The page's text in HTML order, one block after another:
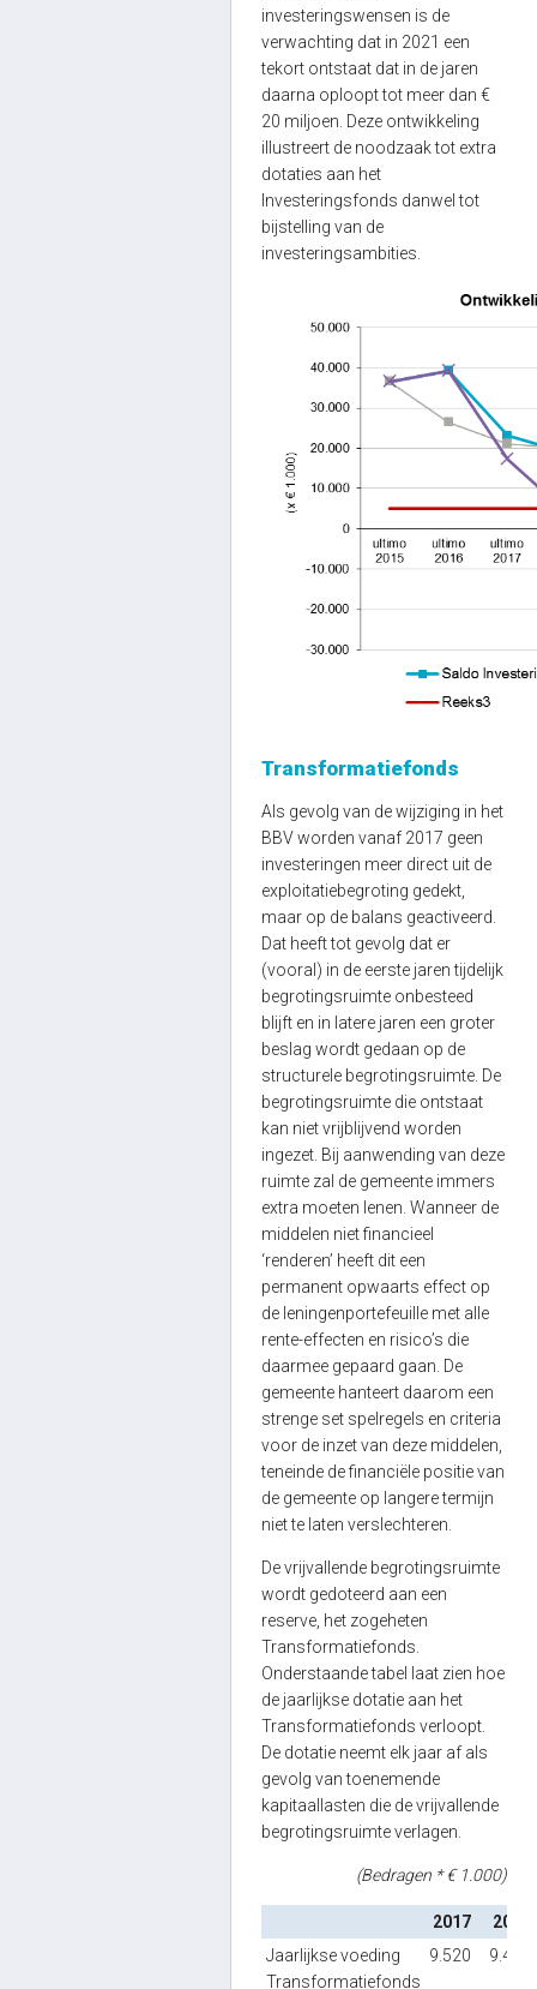
investeringswensen is de
verwachting dat in 2021 een
tekort ontstaat dat in de jaren
daarna oploopt tot meer dan €
20 miljoen. Deze ontwikkeling
illustreert de noodzaak tot extra
dotaties aan het
Investeringsfonds danwel tot
bijstelling van de
investeringsambities.
Transformatiefonds
Als gevolg van de wijziging in het
BBV worden vanaf 2017 geen
investeringen meer direct uit de
exploitatiebegroting gedekt,
maar op de balans geactiveerd.
Dat heeft tot gevolg dat er
(vooral) in de eerste jaren tijdelijk
begrotingsruimte onbesteed
blijft en in latere jaren een groter
beslag wordt gedaan op de
structurele begrotingsruimte. De
begrotingsruimte die ontstaat
kan niet vrijblijvend worden
ingezet. Bij aanwending van deze
ruimte zal de gemeente immers
extra moeten lenen. Wanneer de
middelen niet financieel
‘renderen’ heeft dit een
permanent opwaarts effect op
de leningenportefeuille met alle
rente-effecten en risico’s die
daarmee gepaard gaan. De
gemeente hanteert daarom een
strenge set spelregels en criteria
voor de inzet van deze middelen,
teneinde de financiële positie van
de gemeente op langere termijn
niet te laten verslechteren.
De vrijvallende begrotingsruimte
wordt gedoteerd aan een
reserve, het zogeheten
Transformatiefonds.
Onderstaande tabel laat zien hoe
de jaarlijkse dotatie aan het
Transformatiefonds verloopt.
De dotatie neemt elk jaar af als
gevolg van toenemende
kapitaallasten die de vrijvallende
begrotingsruimte verlagen.
(Bedragen * € 1.000)
2017
2018
Jaarlijkse voeding
Transformatiefonds
9.520 9.410